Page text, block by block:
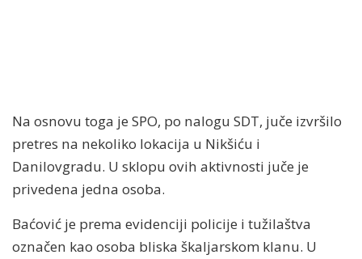
Na osnovu toga je SPO, po nalogu SDT, juče izvršilo
pretres na nekoliko lokacija u Nikšiću i
Danilovgradu. U sklopu ovih aktivnosti juče je
privedena jedna osoba.
Baćović je prema evidenciji policije i tužilaštva
označen kao osoba bliska škaljarskom klanu. U